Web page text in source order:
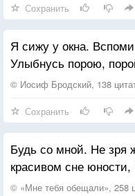
Так перепутались
Что и чистейшие дела
Творят грязнейшими
Сохранить
Я сижу у окна.
Улыбнусь порою,
© Иосиф Бродский, 138
Сохранить
Будь со мной. Не зря
красивом сне
© «Мне тебя обещали», 258